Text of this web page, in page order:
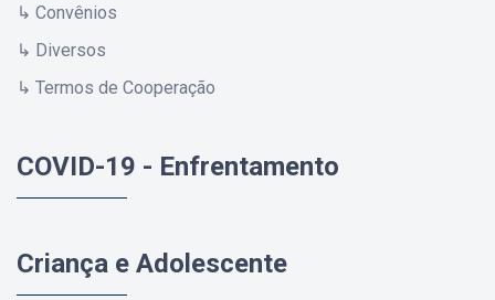
↳ Convênios
↳ Diversos
↳ Termos de Cooperação
COVID-19 - Enfrentamento
Criança e Adolescente